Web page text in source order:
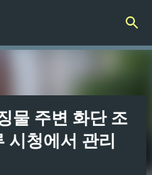
건너뛰기
물 주변 화단 조
시청에서 관리